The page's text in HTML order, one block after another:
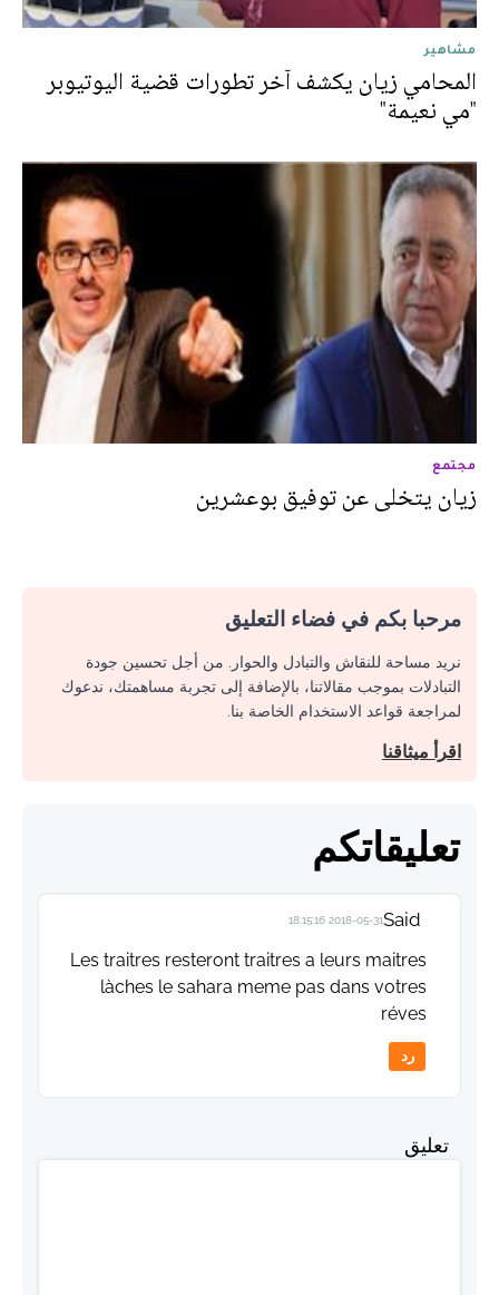
مشاهير
المحامي زيان يكشف آخر تطورات قضية اليوتيوبر
"مي نعيمة"
مجتمع
زيان يتخلى عن توفيق بوعشرين
مرحبا بكم في فضاء التعليق
نريد مساحة للنقاش والتبادل والحوار. من أجل تحسين جودة
التبادلات بموجب مقالاتنا، بالإضافة إلى تجربة مساهمتك، ندعوك
لمراجعة قواعد الاستخدام الخاصة بنا.
اقرأ ميثاقنا
تعليقاتكم
Said
2018-05-31 18:15:16
Les traitres resteront traitres a leurs maitres
làches le sahara meme pas dans votres
réves
رد
تعليق